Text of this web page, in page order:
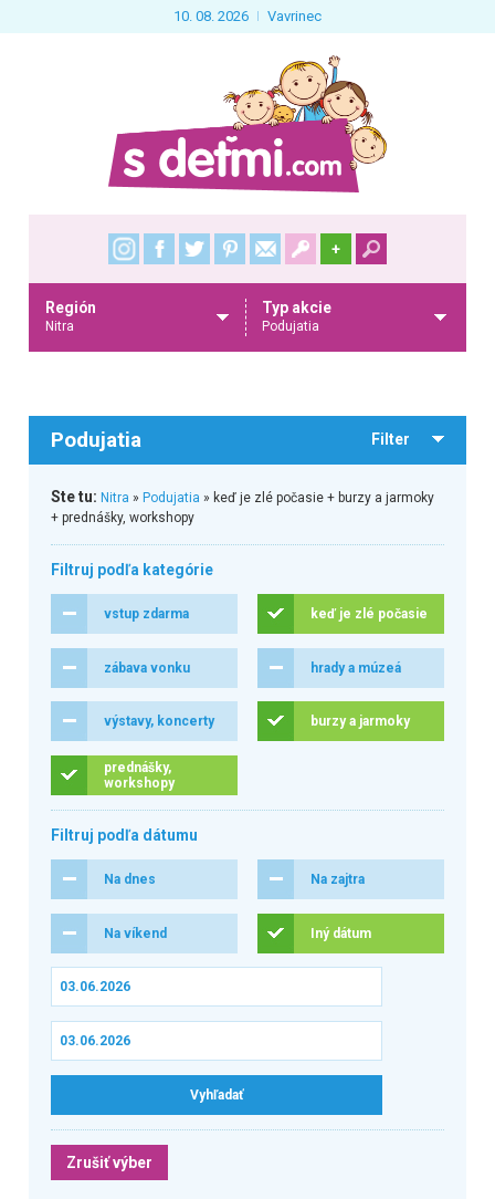
10. 08. 2026 Vavrinec
+
Región
Nitra
Typ akcie
Podujatia
Podujatia Filter
Ste tu: Nitra » Podujatia » keď je zlé počasie + burzy a jarmoky
+ prednášky, workshopy
Filtruj podľa kategórie
vstup zdarma keď je zlé počasie
zábava vonku hrady a múzeá
výstavy, koncerty burzy a jarmoky
prednášky,
workshopy
Filtruj podľa dátumu
Na dnes Na zajtra
Na víkend Iný dátum
Zrušiť výber